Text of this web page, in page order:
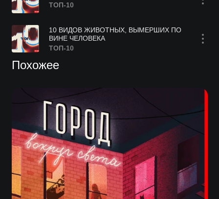
ТОП-10
10 ВИДОВ ЖИВОТНЫХ, ВЫМЕРШИХ ПО
ВИНЕ ЧЕЛОВЕКА
ТОП-10
Похожее